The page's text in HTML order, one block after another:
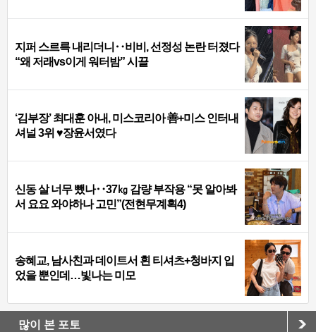
지퍼 스르륵 내리더니‥비비, 선정성 논란 터졌다
“왜 저래vs이게 워터밤” 시끌
‘김부장’ 최대훈 아내, 미스코리아 善+미스 인터내
셔널 3위 ♥장윤서였다
신동 살 너무 뺐나‥37㎏ 감량 부작용 “못 알아봐
서 요요 와야하나 고민”(전현무계획4)
송혜교, 남사친과 데이트서 흰 티셔츠+청바지 입
었을 뿐인데…빛나는 미모
많이 본 포토